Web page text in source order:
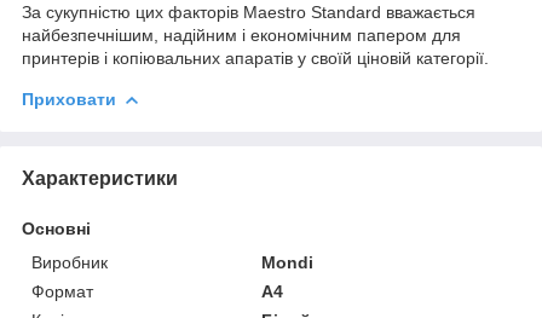
За сукупністю цих факторів Maestro Standard вважається
найбезпечнішим, надійним і економічним папером для
принтерів і копіювальних апаратів у своїй ціновій категорії.
Приховати
Характеристики
Основні
Виробник
Mondi
Формат
A4